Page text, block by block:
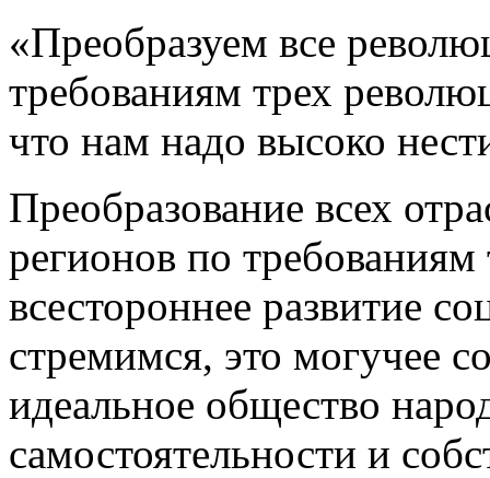
«Преобразуем все
требованиям трех
что нам надо высоко
Преобразование всех
регионов по
всестороннее развитие
стремимся, это могучее
идеальное общество
самостоятельности и